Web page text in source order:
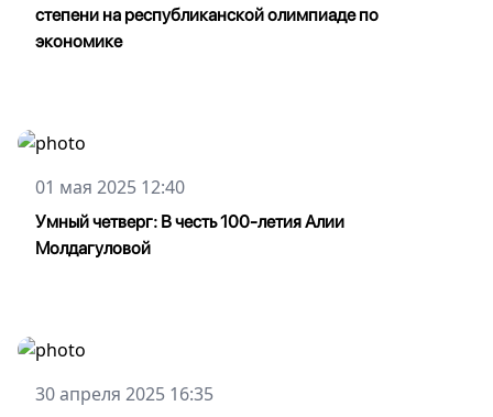
степени на республиканской олимпиаде по
экономике
01 мая 2025 12:40
Умный четверг: В честь 100-летия Алии
Молдагуловой
30 апреля 2025 16:35